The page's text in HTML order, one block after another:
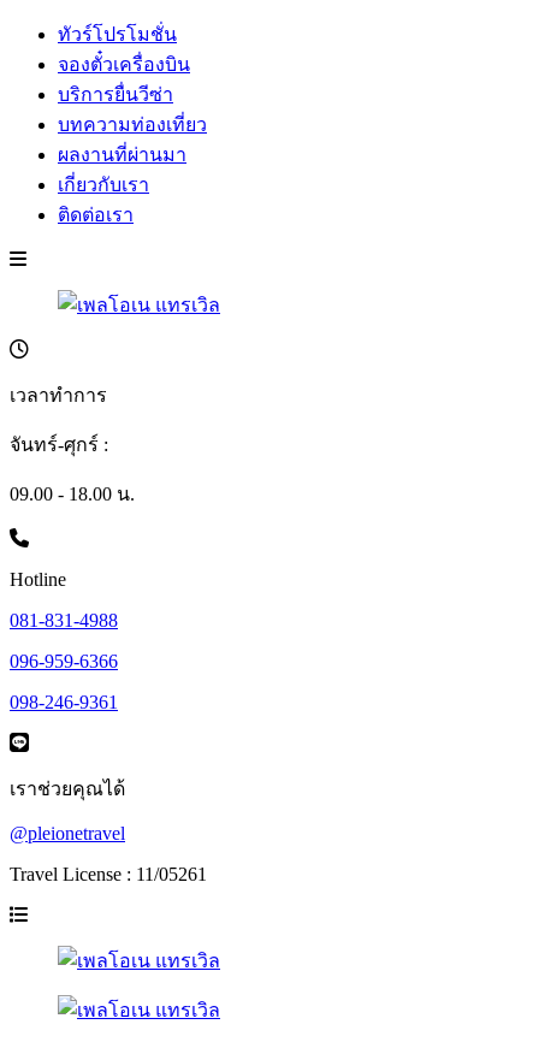
ทัวร์โปรโมชั่น
จองตั๋วเครื่องบิน
บริการยื่นวีซ่า
บทความท่องเที่ยว
ผลงานที่ผ่านมา
เกี่ยวกับเรา
ติดต่อเรา
เวลาทำการ
จันทร์-ศุกร์ :
09.00 - 18.00 น.
Hotline
081-831-4988
096-959-6366
098-246-9361
เราช่วยคุณได้
@pleionetravel
Travel License : 11/05261